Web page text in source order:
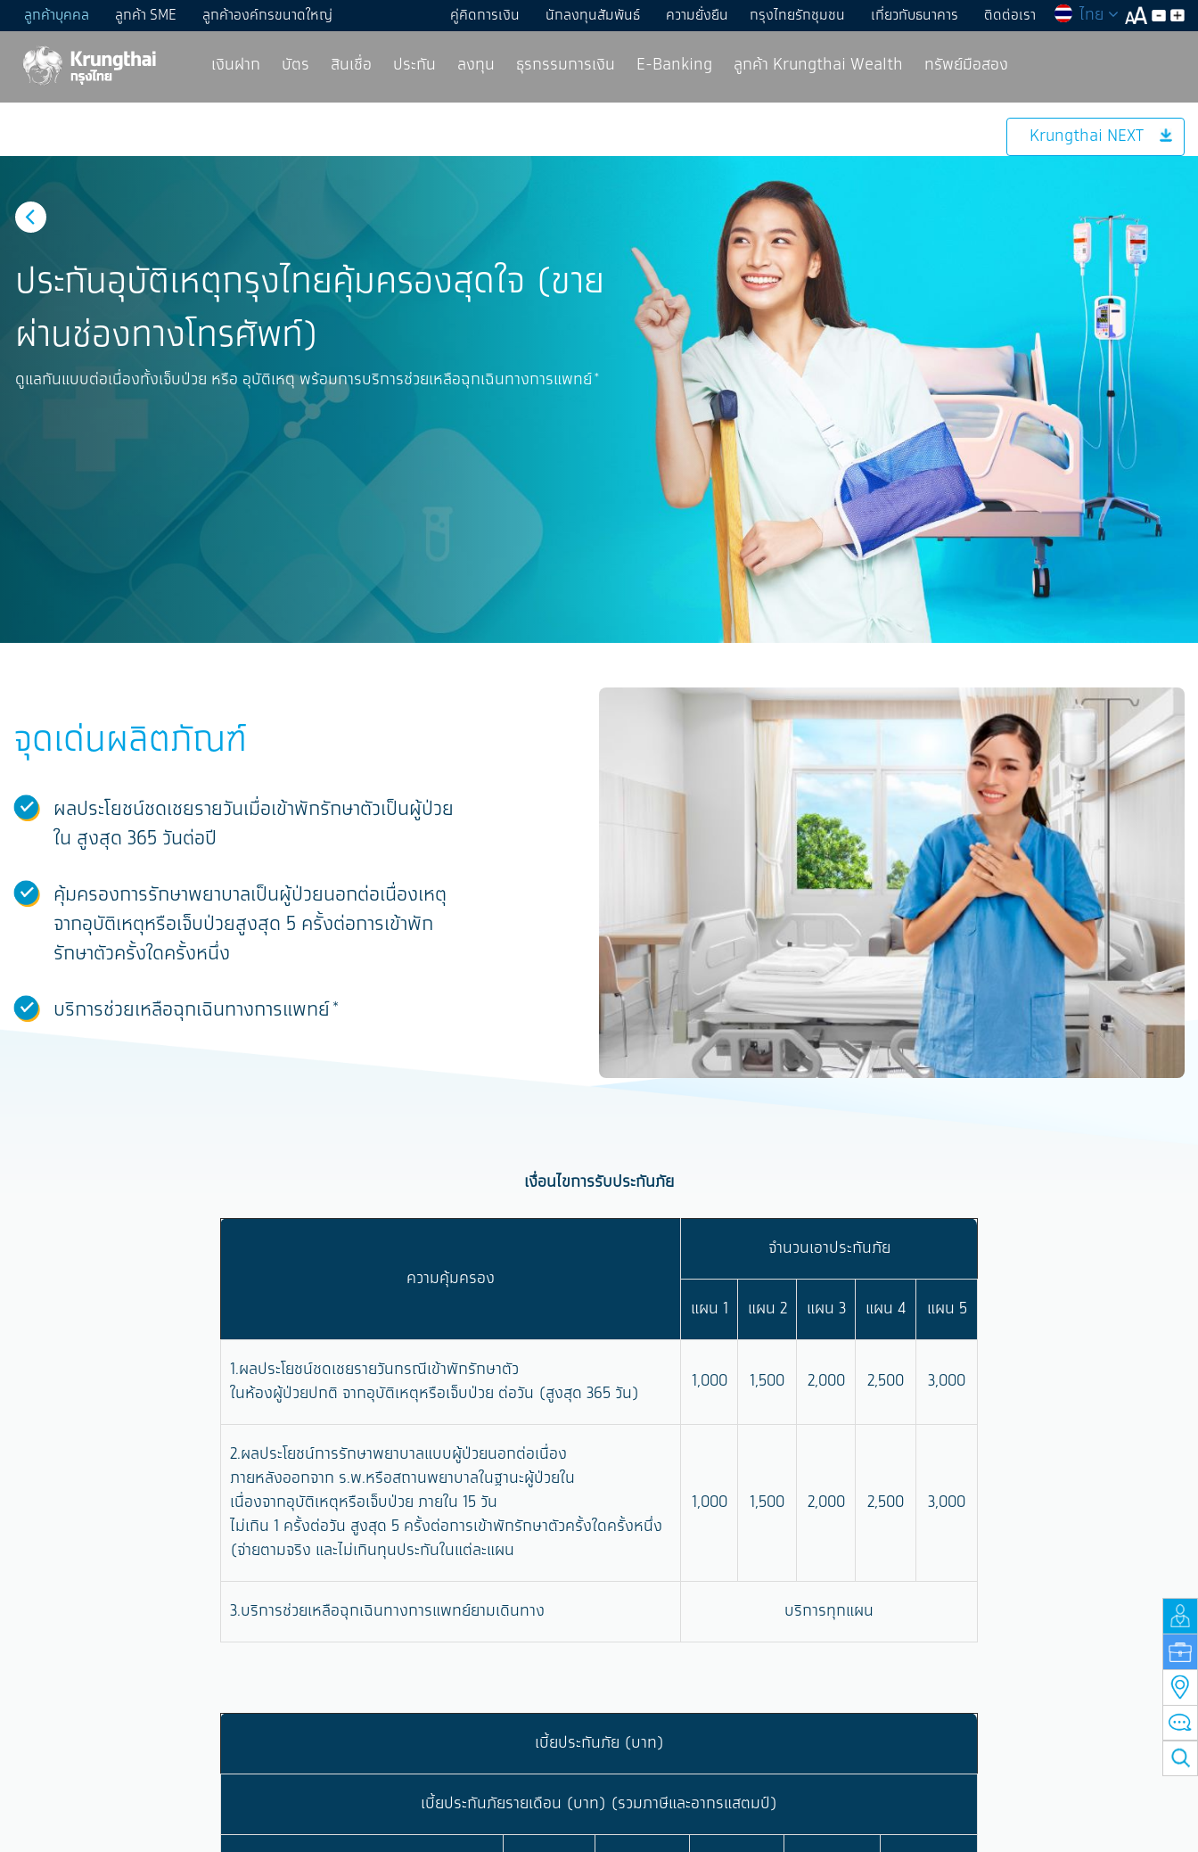
ลูกค้าบุคคล ลูกค้า SME ลูกค้าองค์กรขนาดใหญ่ คู่คิดการเงิน นักลงทุนสัมพันธ์ ความยั่งยืน กรุงไทยรักชุมชน เกี่ยวกับธนาคาร ติดต่อเรา ไทย
เงินฝาก บัตร สินเชื่อ ประกัน ลงทุน ธุรกรรมการเงิน E-Banking ลูกค้า Krungthai Wealth ทรัพย์มือสอง
Krungthai NEXT
ประกันอุบัติเหตุกรุงไทยคุ้มครองสุดใจ (ขาย
ผ่านช่องทางโทรศัพท์)
ดูแลกันแบบต่อเนื่องทั้งเจ็บป่วย หรือ อุบัติเหตุ พร้อมการบริการช่วยเหลือฉุกเฉินทางการแพทย์*
จุดเด่นผลิตภัณฑ์
ผลประโยชน์ชดเชยรายวันเมื่อเข้าพักรักษาตัวเป็นผู้ป่วย
ใน สูงสุด 365 วันต่อปี
คุ้มครองการรักษาพยาบาลเป็นผู้ป่วยนอกต่อเนื่องเหตุ
จากอุบัติเหตุหรือเจ็บป่วยสูงสุด 5 ครั้งต่อการเข้าพัก
รักษาตัวครั้งใดครั้งหนึ่ง
บริการช่วยเหลือฉุกเฉินทางการแพทย์*
เงื่อนไขการรับประกันภัย
ความคุ้มครอง
จำนวนเอาประกันภัย
แผน 1 แผน 2 แผน 3 แผน 4 แผน 5
1.ผลประโยชน์ชดเชยรายวันกรณีเข้าพักรักษาตัว
ในห้องผู้ป่วยปกติ จากอุบัติเหตุหรือเจ็บป่วย ต่อวัน (สูงสุด 365 วัน)
1,000 1,500 2,000 2,500 3,000
2.ผลประโยชน์การรักษาพยาบาลแบบผู้ป่วยนอกต่อเนื่อง
ภายหลังออกจาก ร.พ.หรือสถานพยาบาลในฐานะผู้ป่วยใน
เนื่องจากอุบัติเหตุหรือเจ็บป่วย ภายใน 15 วัน
ไม่เกิน 1 ครั้งต่อวัน สูงสุด 5 ครั้งต่อการเข้าพักรักษาตัวครั้งใดครั้งหนึ่ง
(จ่ายตามจริง และไม่เกินทุนประกันในแต่ละแผน
1,000 1,500 2,000 2,500 3,000
3.บริการช่วยเหลือฉุกเฉินทางการแพทย์ยามเดินทาง บริการทุกแผน
เบี้ยประกันภัย (บาท)
เบี้ยประกันภัยรายเดือน (บาท) (รวมภาษีและอากรแสตมป์)